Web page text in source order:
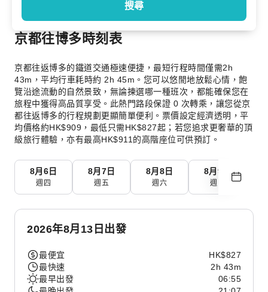
搜尋
京都往博多時刻表
京都往返博多的鐵道交通極速便捷，最短行程時間僅需2h
43m，平均行車耗時約 2h 45m。您可以悠閒地放鬆心情，飽
覽沿途流動的自然景致，無論揀選哪一種班次，都能確保您在
旅程中獲得高品質享受。此熱門路段保證 0 次轉乘，讓您從京
都往返博多的行程規劃更顯簡單便利。票價設定經濟透明，平
均價格約HK$909，最低只需HK$827起；若您追求更奢華的頂
級旅行體驗，亦有最高HK$911的高階座位可供預訂。
8月6日
週四
8月7日
週五
8月8日
週六
8月9日
週日
2026年8月13日出發
最便宜
HK$827
最快速
2h 43m
最早出發
06:55